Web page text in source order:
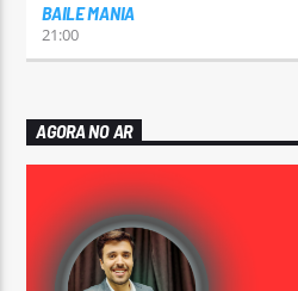
BAILE MANIA
21:00
AGORA NO AR